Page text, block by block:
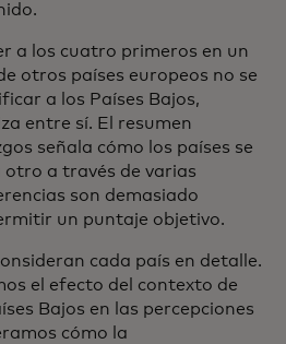
a los cuatro primeros en un
otros países europeos no se
a los Países Bajos,
entre sí. El resumen
señala cómo los países se
otro a través de varias
son demasiado
un puntaje objetivo.
cada país en detalle.
el efecto del contexto de
Bajos en las percepciones
cómo la